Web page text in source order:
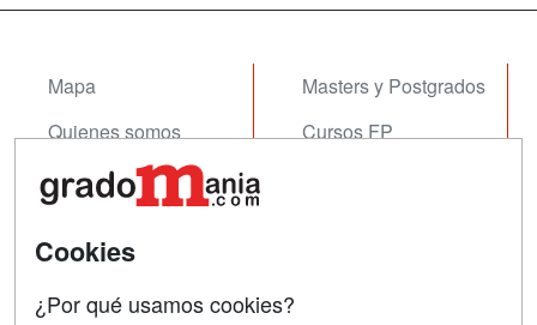
Mapa
Quienes somos
Tarifas publicidad
Acceso Centros
Masters y Postgrados
Cursos FP
Cookies
¿Por qué usamos cookies?